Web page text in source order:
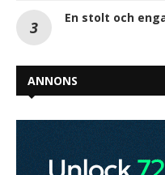
En stolt och
ANNONS